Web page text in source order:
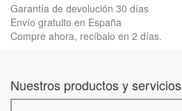
Garantía de devolución 30 días
Envío gratuito en España
Compre ahora, recíbalo en 2 días.
Nuestros productos y servicios